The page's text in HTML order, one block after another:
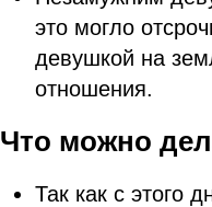
это могло
девушкой на
отношения.
Что можно
Так как с этого